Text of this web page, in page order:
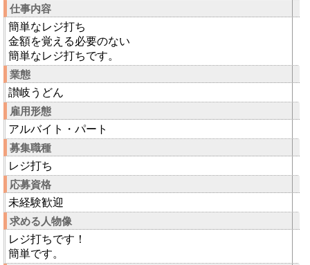
仕事内容
簡単なレジ打ち
金額を覚える必要のない
簡単なレジ打ちです。
業態
讃岐うどん
雇用形態
アルバイト・パート
募集職種
レジ打ち
応募資格
未経験歓迎
求める人物像
レジ打ちです！
簡単です。